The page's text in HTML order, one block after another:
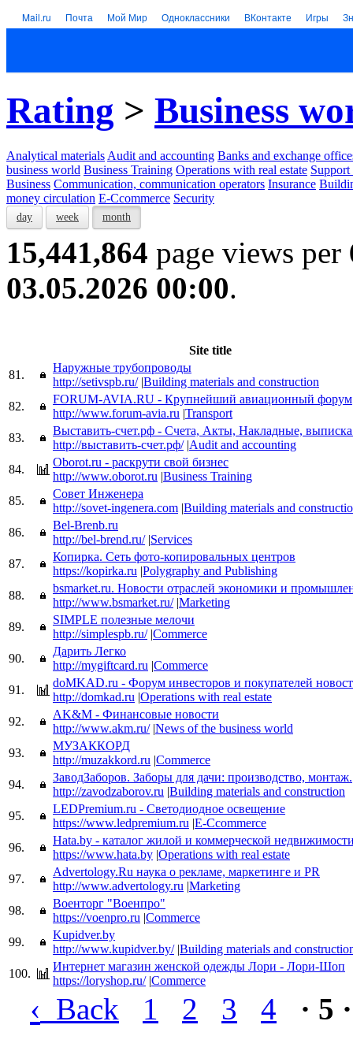
Mail.ru Почта Мой Мир Одноклассники ВКонтакте Игры
Rating > Business
Analytical materials Audit and accounting Banks and exchange
business world Business Training Operations with real estate Support
Business Communication, communication operators Insurance
money circulation E-Ccommerce Security
day week month
15,441,864 page views per
03.05.2026 00:00.
Site title
81.
Наружные трубопроводы
http://setivspb.ru/ |Building materials and construction
82.
FORUM-AVIA.RU - Крупнейший авиационный форум
http://www.forum-avia.ru |Transport
83.
Выставить-счет.рф - Счета, Акты, Накладные,
http://выставить-счет.рф/ |Audit and accounting
84.
Oborot.ru - раскрути свой бизнес
http://www.oborot.ru |Business Training
85.
Совет Инженера
http://sovet-ingenera.com |Building materials and
86.
Bel-Brenb.ru
http://bel-brend.ru/ |Services
87.
Копирка. Сеть фото-копировальных центров
https://kopirka.ru |Polygraphy and Publishing
88.
bsmarket.ru. Новости отраслей экономики и
http://www.bsmarket.ru/ |Marketing
89.
SIMPLE полезные мелочи
http://simplespb.ru/ |Commerce
90.
Дарить Легко
http://mygiftcard.ru |Commerce
91.
doMKAD.ru - Форум инвесторов и покупателей
http://domkad.ru |Operations with real estate
92.
AK&M - Финансовые новости
http://www.akm.ru/ |News of the business world
93.
МУЗАККОРД
http://muzakkord.ru |Commerce
94.
ЗаводЗаборов. Заборы для дачи: производство, монтаж.
http://zavodzaborov.ru |Building materials and construction
95.
LEDPremium.ru - Светодиодное освещение
https://www.ledpremium.ru |E-Ccommerce
96.
Hata.by - каталог жилой и коммерческой
https://www.hata.by |Operations with real estate
97.
Advertology.Ru наука о рекламе, маркетинге и PR
http://www.advertology.ru |Marketing
98.
Военторг "Военпро"
https://voenpro.ru |Commerce
99.
Kupidver.by
http://www.kupidver.by/ |Building materials and
100.
Интернет магазин женской одежды Лори - Лори-Шоп
https://loryshop.ru/ |Commerce
‹ Back 1 2 3 4 · 5 ·